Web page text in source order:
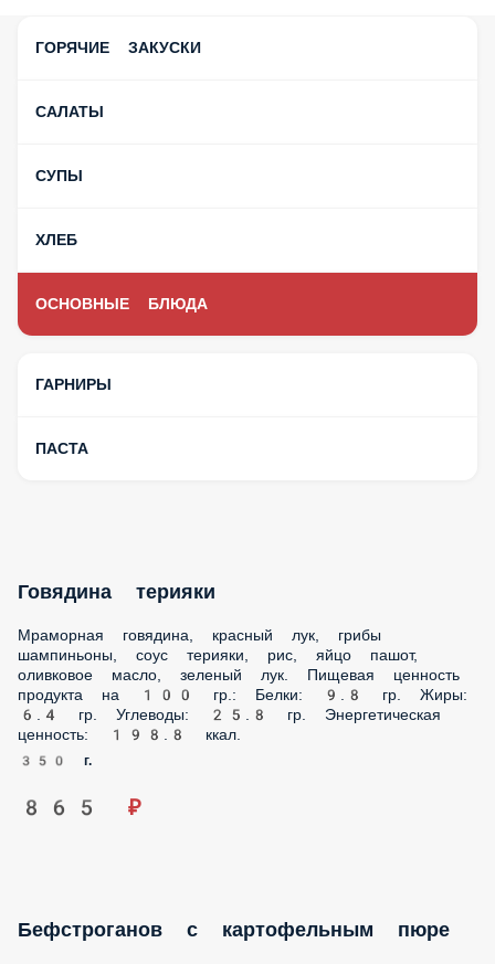
ГОРЯЧИЕ ЗАКУСКИ
САЛАТЫ
СУПЫ
ХЛЕБ
ОСНОВНЫЕ БЛЮДА
ГАРНИРЫ
ПАСТА
Говядина терияки
Мраморная говядина, красный лук, грибы шампиньоны,
соус терияки, рис, яйцо пашот, оливковое масло, зеленый
лук. Пищевая ценность продукта на 100 гр.: Белки: 9.8 гр.
Жиры: 6.4 гр. Углеводы: 25.8 гр. Энергетическая ценность:
198.8 ккал.
350 г.